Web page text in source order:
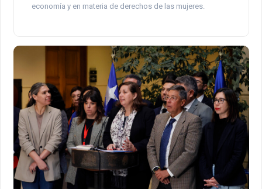
economía y en materia de derechos de las mujeres.